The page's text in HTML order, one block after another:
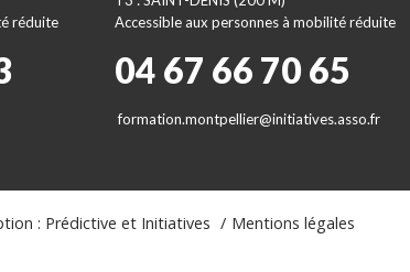
réduite
Accessible aux personnes à mobilité réduite
04 67 66 70 65
formation.montpellier@initiatives.asso.fr
: Prédictive et Initiatives Mentions légales